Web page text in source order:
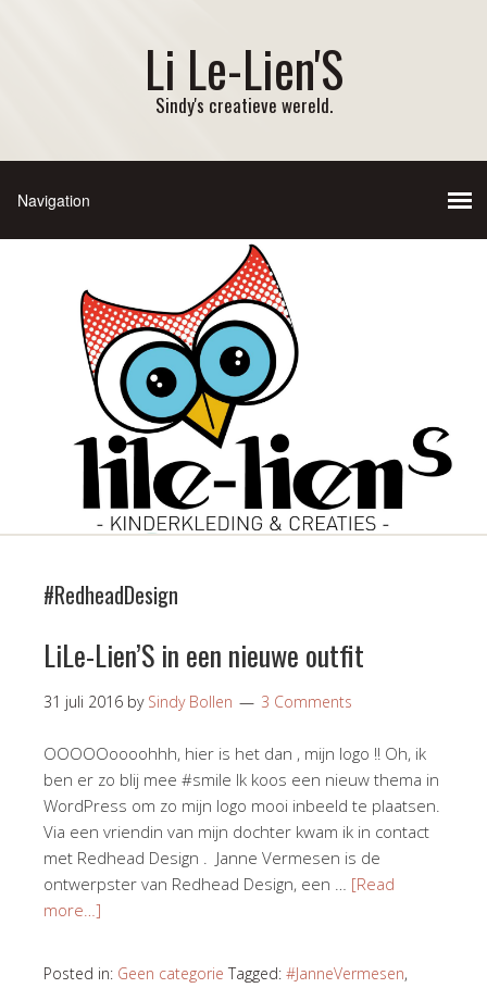
Li Le-Lien'S
Sindy's creatieve wereld.
#RedheadDesign
LiLe-Lien’S in een nieuwe outfit
31 juli 2016 by Sindy Bollen 3 Comments
OOOOOoooohhh, hier is het dan , mijn logo !! Oh, ik
ben er zo blij mee #smile Ik koos een nieuw thema in
WordPress om zo mijn logo mooi inbeeld te plaatsen.
Via een vriendin van mijn dochter kwam ik in contact
met Redhead Design . Janne Vermesen is de
ontwerpster van Redhead Design, een … [Read
more…]
Posted in: Geen categorie Tagged: #JanneVermesen,